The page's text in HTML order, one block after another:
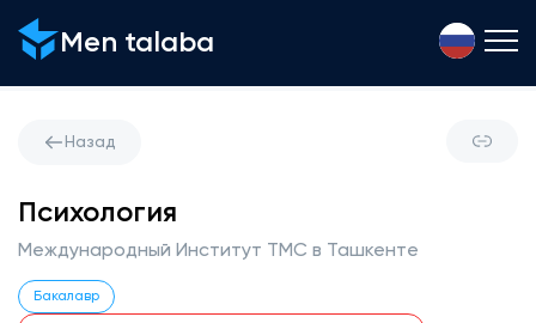
Men talaba
Назад
Психология
Международный Институт TMC в Ташкенте
Бакалавр